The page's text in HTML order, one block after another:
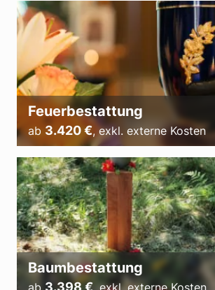
Feuerbestattung
ab 3.420€, exkl. externe Kosten
Baumbestattung
ab 3.398 € exkl. externe Kosten